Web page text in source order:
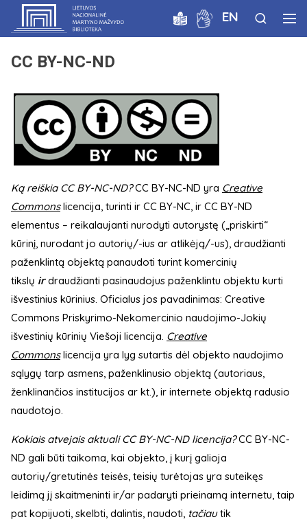
EN
CC BY-NC-ND
Ką reiškia CC BY-NC-ND?CC BY-NC-ND yra Creative
Commonslicencija, turinti ir CC BY-NC, ir CC BY-ND
elementus – reikalaujanti nurodyti autorystę („priskirti“
kūrinį, nurodant jo autorių/-ius ar atlikėją/-us), draudžianti
paženklintą objektą panaudoti turint komercinių
tikslų irdraudžianti pasinaudojus paženklintu objektu kurti
išvestinius kūrinius. Oficialus jos pavadinimas: Creative
Commons Priskyrimo-Nekomercinio naudojimo-Jokių
išvestinių kūrinių Viešoji licencija. Creative
Commonslicencija yra lyg sutartis dėl objekto naudojimo
sąlygų tarp asmens, paženklinusio objektą (autoriaus,
ženklinančios institucijos ar kt.), ir internete objektą radusio
naudotojo.
Kokiais atvejais aktuali CC BY-NC-ND licencija?CC BY-NC-
ND gali būti taikoma, kai objekto, į kurį galioja
autorių/gretutinės teisės, teisių turėtojas yra suteikęs
leidimą jį skaitmeninti ir/ar padaryti prieinamą internetu, taip
pat kopijuoti, skelbti, dalintis, naudoti, tačiautik